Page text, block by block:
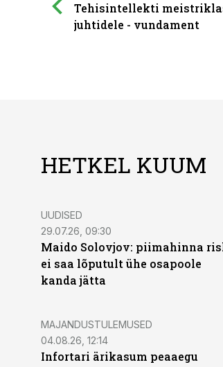
Tehisintellekti
juhtidele - vundament
HETKEL KUUM
UUDISED
29.07.26, 09:30
Maido Solovjov: piimahinna
ei saa lõputult ühe osapoole
kanda jätta
MAJANDUSTULEMUSED
04.08.26, 12:14
Infortari ärikasum peaaegu